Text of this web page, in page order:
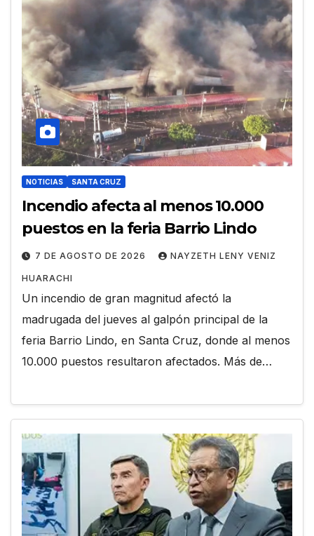
NOTICIAS SANTA CRUZ
Incendio afecta al menos 10.000
puestos en la feria Barrio Lindo
7 DE AGOSTO DE 2026 NAYZETH LENY VENIZ
HUARACHI
Un incendio de gran magnitud afectó la
madrugada del jueves al galpón principal de la
feria Barrio Lindo, en Santa Cruz, donde al menos
10.000 puestos resultaron afectados. Más de…